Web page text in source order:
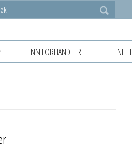
FINN FORHANDLER